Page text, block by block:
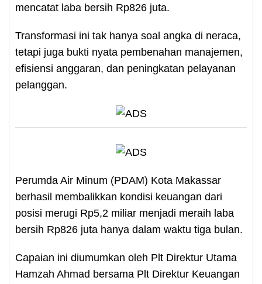
mencatat laba bersih Rp826 juta.
Transformasi ini tak hanya soal angka di neraca,
tetapi juga bukti nyata pembenahan manajemen,
efisiensi anggaran, dan peningkatan pelayanan
pelanggan.
Perumda Air Minum (PDAM) Kota Makassar
berhasil membalikkan kondisi keuangan dari
posisi merugi Rp5,2 miliar menjadi meraih laba
bersih Rp826 juta hanya dalam waktu tiga bulan.
Capaian ini diumumkan oleh Plt Direktur Utama
Hamzah Ahmad bersama Plt Direktur Keuangan